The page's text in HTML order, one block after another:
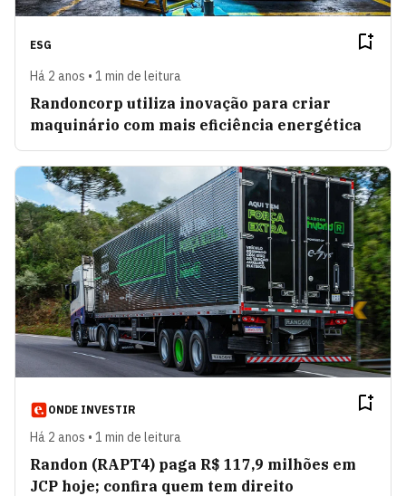
ESG
Há 2 anos • 1 min de leitura
Randoncorp utiliza inovação para criar
maquinário com mais eficiência energética
ONDE INVESTIR
Há 2 anos • 1 min de leitura
Randon (RAPT4) paga R$ 117,9 milhões em
JCP hoje; confira quem tem direito